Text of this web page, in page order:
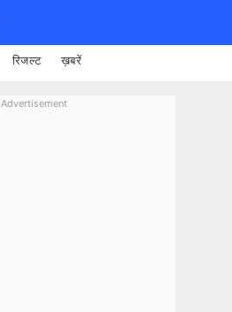
रिजल्ट ख़बरें
Advertisement